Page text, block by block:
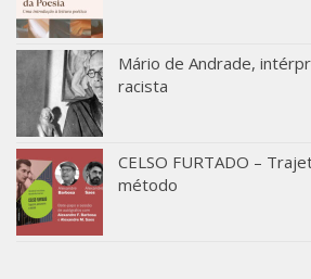
Novos Projetos
Manuel Correia de Andrade
Graduação
Sobre a Graduação
Disciplinas
Mário de Andrade,
racista
CELSO FURTADO –
método